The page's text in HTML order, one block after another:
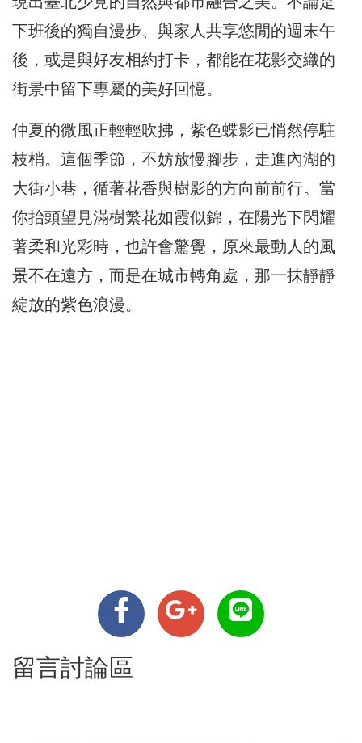
下班後的獨自漫步、與家人共享悠閒的週末午
後，或是與好友相約打卡，都能在花影交織的
街景中留下專屬的美好回憶。
仲夏的微風正輕輕吹拂，紫色蝶影已悄然停駐
枝梢。這個季節，不妨放慢腳步，走進內湖的
大街小巷，循著花香與樹影的方向前前行。當
你抬頭望見滿樹繁花如霞似錦，在陽光下閃耀
著柔和光彩時，也許會驚覺，原來最動人的風
景不在遠方，而是在城市轉角處，那一抹靜靜
綻放的紫色浪漫。
留言討論區